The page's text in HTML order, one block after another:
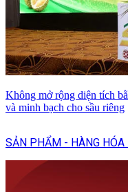
Không mở rộng diện tích
và minh bạch cho sầu riêng
SẢN PHẨM - HÀNG HÓA